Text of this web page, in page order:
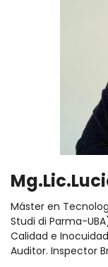
Máster en
Studi di Parma-
Calidad e
Auditor. Inspector